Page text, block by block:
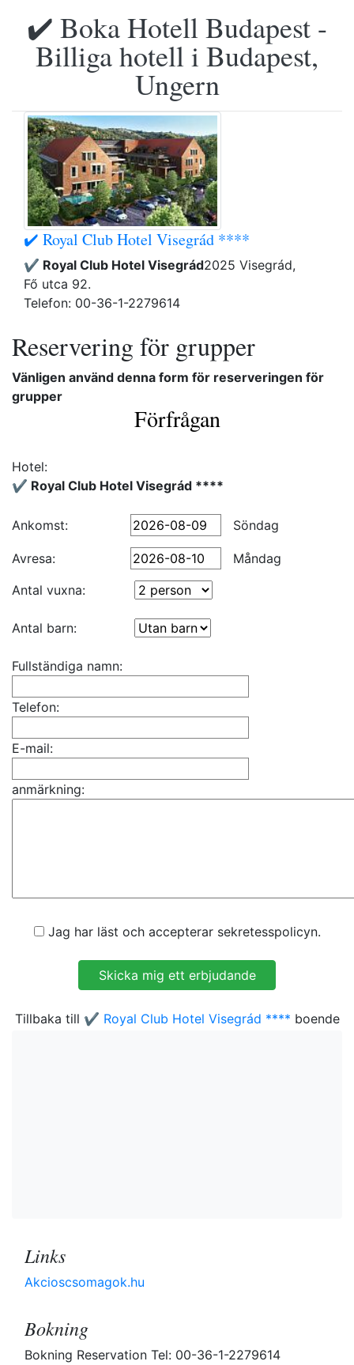
✔️ Boka Hotell Budapest -
Billiga hotell i Budapest,
Ungern
✔️ Royal Club Hotel Visegrád ****
✔️ Royal Club Hotel Visegrád2025 Visegrád,
Fő utca 92.
Telefon: 00-36-1-2279614
Reservering för grupper
Vänligen använd denna form för reserveringen för
grupper
Förfrågan
Hotel:
✔️ Royal Club Hotel Visegrád ****
Ankomst: Söndag
Avresa:
Måndag
Antal vuxna:
Antal barn:
Fullständiga namn:
Telefon:
E-mail:
anmärkning:
Jag har läst och accepterar sekretesspolicyn.
Tillbaka till ✔️ Royal Club Hotel Visegrád **** boende
Links
Akcioscsomagok.hu
Bokning
Bokning Reservation Tel: 00-36-1-2279614